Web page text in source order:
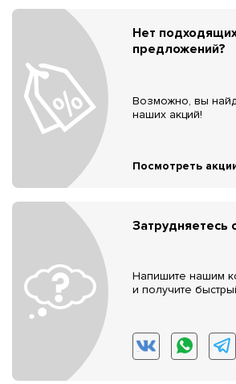
Нет
предложений?
Возможно, вы
наших акций!
Посмотреть
Затрудняетесь
Напишите нашим
и получите